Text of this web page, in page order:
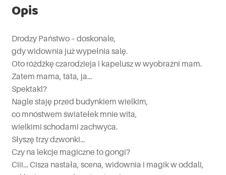
Opis
Drodzy Państwo – doskonale,
gdy widownia już wypełnia salę.
Oto różdżkę czarodzieja i kapelusz w wyobraźni mam.
Zatem mama, tata, ja…
Spektakl?
Nagle staję przed budynkiem wielkim,
co mnóstwem światełek mnie wita,
wielkimi schodami zachwyca.
Słyszę trzy dzwonki…
Czy na lekcje magiczne to gongi?
Ciii… Cisza nastała, scena, widownia i magik w oddali,